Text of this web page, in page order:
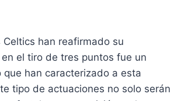
han reafirmado su
el tiro de tres puntos fue un
han caracterizado a esta
tipo de actuaciones no solo serán